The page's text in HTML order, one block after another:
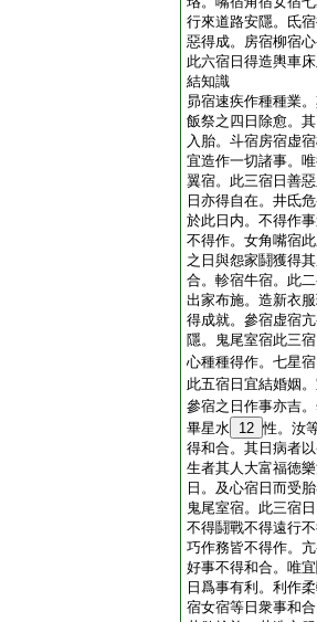
行來道路安隱。氐
惡得成。房宿柳宿
此六宿日得造輿車
結知識
昴宿速疾作種種業
飯祭之四日除愈。
入胎。斗宿房宿虚
宜造作一切諸事。
翼宿。此三宿日善
日亦得自在。井氐
於此日内。不得作
不得作。女角嘴宿
之日與怨家鬪獲得
合。軫宿牛宿。此
出家布施。造新衣
得成就。參宿虚宿
隱。鬼尾室宿此三
心種種得作。七星
此五宿日宜結婚姻
參宿之日作事亦吉
畢星水 12 性。汝
得和合。其日病者
生者其人大富福徳
日。及心宿日而受
鬼尾室宿。此三宿
不得鬪戰不得遠行
巧作務皆不得作。
好事不得和合。唯
日爲事有利。利作
宿女宿等日衆事和